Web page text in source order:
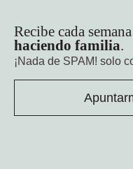
Recibe cada
haciendo familia.
¡Nada de SPAM! solo